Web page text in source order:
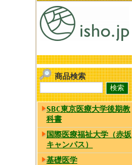
商品検索
SBC東京医療大学後期教
科書
国際医療福祉大学（赤坂
キャンパス）
基礎医学